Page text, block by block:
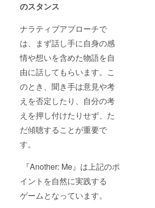
のスタンス
ナラティブアプローチで
は、まず話し手に自身の感
情や想いを含めた物語を自
由に話してもらいます。こ
のとき、聞き手は意見や考
えを否定したり、自分の考
えを押し付けたりせず、た
だ傾聴することが重要で
す。
『Another: Me』は上記のポ
イントを自然に実践する
ゲームとなっています。